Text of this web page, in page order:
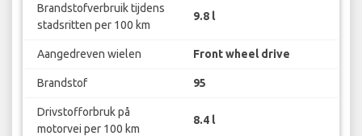
Brandstofverbruik tijdens
stadsritten per 100 km
9.8 l
Aangedreven wielen Front wheel drive
Brandstof 95
Drivstofforbruk på
motorvei per 100 km
8.4 l